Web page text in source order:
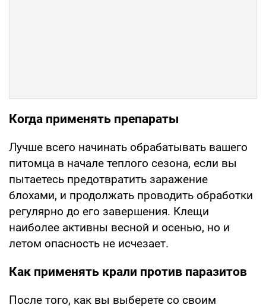
Когда применять препараты
Лучше всего начинать обрабатывать вашего
питомца в начале теплого сезона, если вы
пытаетесь предотвратить заражение
блохами, и продолжать проводить обработки
регулярно до его завершения. Клещи
наиболее активны весной и осенью, но и
летом опасность не исчезает.
Как применять крали против паразитов
После того, как вы выберете со своим